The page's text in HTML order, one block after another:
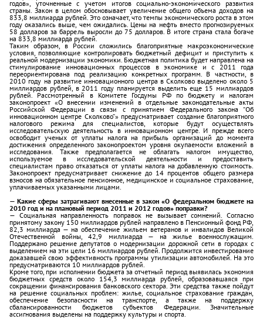
годов», уточненные с учетом итогов социально-экономического развития
страны. Закон в целом обосновывает увеличение общего объема доходов на
833,8 миллиарда рублей. Это означает, что темпы экономического роста в этом
году оказались выше, чем ожидались. Цены на нефть вместо прогнозируемых
58 долларов за баррель выросли до 75 долларов. В итоге страна стала богаче
на 833,8 миллиарда рублей.
Таким образом, в России сложились благоприятные макроэкономические
условия, позволяющие контролировать бюджетный дефицит и приступить к
реальной модернизации экономики. Бюджетная политика будет направлена на
стимулирование инновационных процессов в экономике и с 2011 года
переориентирована под реализацию конкретных программ. В частности, в
2010 году на развитие инновационного центра в Сколково выделено около 5
миллиардов рублей, в 2011 году планируется выделить еще 15 миллиардов
рублей. Рассмотренный в Комитете Госдумы РФ по бюджету и налогам
законопроект «О внесении изменений в отдельные законодательные акты
Российской Федерации в связи с принятием Федерального закона “Об
инновационном центре Сколково”» предусматривает создание благоприятного
налогового режима для специалистов, которые будут осуществлять
исследовательскую деятельность в инновационном центре. И прежде всего
освободит ученых от уплаты налога на прибыль организаций до момента
достижения определенного законопроектом уровня окупаемости вложений в
исследования. Также предполагается не облагать налогом имущество,
используемое в исследовательской деятельности и предоставить
специалистам право отказаться от уплаты налога на добавленную стоимость.
Законопроект предусматривает снижение до 14 процентов общего размера
взносов на обязательное пенсионное, медицинское и социальное страхование,
уплачиваемых указанными лицами.
— Какие сферы затрагивают внесенные в закон «О федеральном бюджете на
2010 год и на плановый период 2011 и 2012 годов» поправки?
— Социальная направленность поправок не вызывает сомнений. Согласно
принятому закону 150 миллиардов рублей направлено в Пенсионный фонд РФ,
82,3 миллиарда — на обеспечение жильем ветеранов и инвалидов Великой
Отечественной войны, 42,9 миллиарда — на жилье военно­служащим.
Поддержано решение депутатов о модернизации дорожной сети в городах с
выделением на эти цели 16 миллиардов рублей. Продолжится инвестирование
доказавшей свою эффективность программы утилизации автомобилей. На это
предусматриваются 10 миллиардов рублей.
Кроме того, при исполнении бюджета за отчетный период выявилась экономия
бюджетных средств около 154,3 миллиарда рублей, образовавшаяся при
сокращении финансирования банковского сектора. Эти средства также пойдут
на решение социальных проблем: жилье, социальное страхование граждан,
обеспечение безопасности на транспорте, а также на поддержку
сбалансированности бюджетов субъектов Федерации. Значительные
ассигнования выделены на поддержку культуры и спорта.